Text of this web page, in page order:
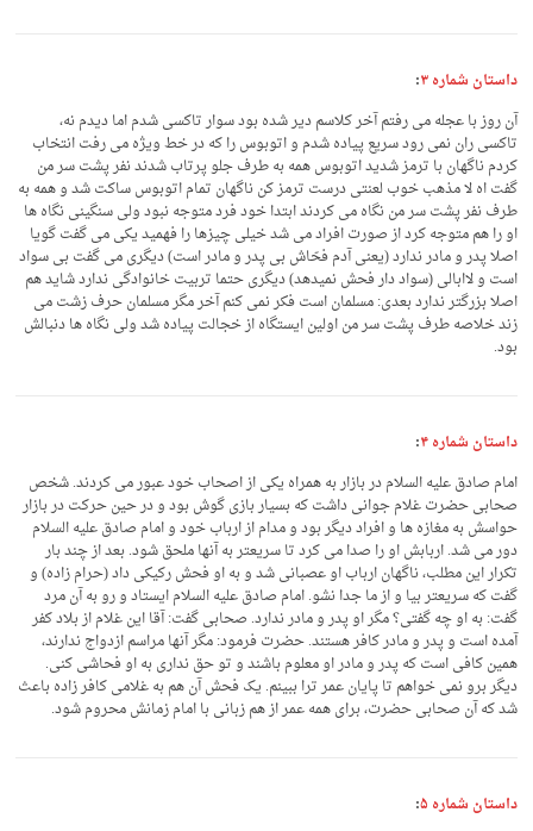
داستان شماره ۳ :
آن روز با عجله می رفتم آخر کلاسم دیر شده بود سوار تاکسی شدم اما دیدم نه،
تاکسی ران نمی رود سریع پیاده شدم و اتوبوس را که در خط ویژه می رفت انتخاب
کردم ناگهان با ترمز شدید اتوبوس همه به طرف جلو پرتاب شدند نفر پشت سر من
گفت اه لا مذهب خوب لعنتی درست ترمز کن ناگهان تمام اتوبوس ساکت شد و همه به
طرف نفر پشت سر من نگاه می کردند ابتدا خود فرد متوجه نبود ولی سنگینی نگاه ها
او را هم متوجه کرد از صورت افراد می شد خیلی چیزها را فهمید یکی می گفت گویا
اصلا پدر و مادر ندارد (یعنی آدم فحّاش بی پدر و مادر است) دیگری می گفت بی سواد
است و لاابالی (سواد دار فحش نمیدهد) دیگری حتما تربیت خانوادگی ندارد شاید هم
اصلا بزرگتر ندارد بعدی: مسلمان است فکر نمی کنم آخر مگر مسلمان حرف زشت می
زند خلاصه طرف پشت سر من اولین ایستگاه از خجالت پیاده شد ولی نگاه ها دنبالش
بود.
داستان شماره ۴ :
امام صادق علیه السلام در بازار به همراه یکی از اصحاب خود عبور می کردند. شخص
صحابی حضرت غلام جوانی داشت که بسیار بازی گوش بود و در حین حرکت در بازار
حواسش به مغازه ها و افراد دیگر بود و مدام از ارباب خود و امام صادق علیه السلام
دور می شد. اربابش او را صدا می کرد تا سریعتر به آنها ملحق شود. بعد از چند بار
تکرار این مطلب، ناگهان ارباب او عصبانی شد و به او فحش رکیکی داد (حرام زاده) و
گفت که سریعتر بیا و از ما جدا نشو. امام صادق علیه السلام ایستاد و رو به آن مرد
گفت: به او چه گفتی؟ مگر او پدر و مادر ندارد. صحابی گفت: آقا این غلام از بلاد کفر
آمده است و پدر و مادر کافر هستند. حضرت فرمود: مگر آنها مراسم ازدواج ندارند،
همین کافی است که پدر و مادر او معلوم باشند و تو حق نداری به او فحاشی کنی.
دیگر برو نمی خواهم تا پایان عمر ترا ببینم. یک فحش آن هم به غلامی کافر زاده باعث
شد که آن صحابی حضرت، برای همه عمر از هم زبانی با امام زمانش محروم شود.
داستان شماره ۵ :